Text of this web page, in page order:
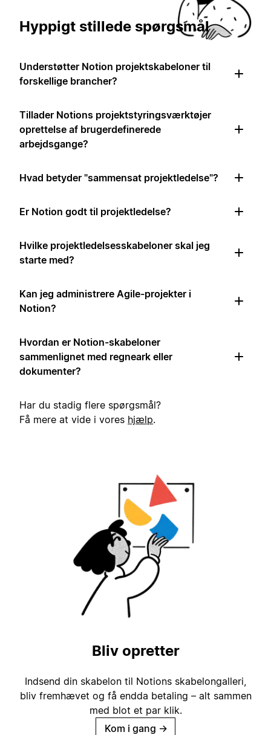
Hyppigt stillede spørgsmål
Understøtter Notion projektskabeloner til
forskellige brancher?
Tillader Notions projektstyringsværktøjer
oprettelse af brugerdefinerede
arbejdsgange?
Hvad betyder "sammensat projektledelse"?
Er Notion godt til projektledelse?
Hvilke projektledelsesskabeloner skal jeg
starte med?
Kan jeg administrere Agile-projekter i
Notion?
Hvordan er Notion-skabeloner
sammenlignet med regneark eller
dokumenter?
Har du stadig flere spørgsmål?
Få mere at vide i vores hjælp.
Bliv opretter
Indsend din skabelon til Notions skabelongalleri,
bliv fremhævet og få endda betaling – alt sammen
med blot et par klik.
Kom i gang →